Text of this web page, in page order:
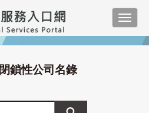
閉鎖性公司名錄